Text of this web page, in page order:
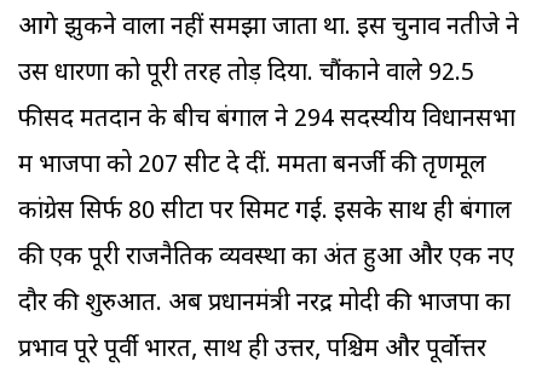
आगे झुकने वाला नहीं समझा जाता था. इस चुनाव नतीजे ने
उस धारणा को पूरी तरह तोड़ दिया. चौंकाने वाले 92.5
फीसद मतदान के बीच बंगाल ने 294 सदस्यीय विधानसभा
में भाजपा को 207 सीटें दे दीं. ममता बनर्जी की तृणमूल
कांग्रेस सिर्फ 80 सीटों पर सिमट गई. इसके साथ ही बंगाल
की एक पूरी राजनैतिक व्यवस्था का अंत हुआ और एक नए
दौर की शुरुआत. अब प्रधानमंत्री नरेंद्र मोदी की भाजपा का
प्रभाव पूरे पूर्वी भारत, साथ ही उत्तर, पश्चिम और पूर्वोत्तर